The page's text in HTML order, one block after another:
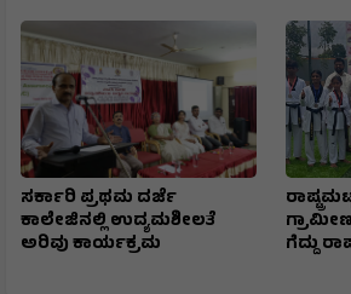
ಸರ್ಕಾರಿ ಪ್ರಥಮ ದರ್ಜೆ
ಕಾಲೇಜಿನಲ್ಲಿ ಉದ್ಯಮಶೀಲತೆ
ಅರಿವು ಕಾರ್ಯಕ್ರಮ
ಗೆದ್ದು